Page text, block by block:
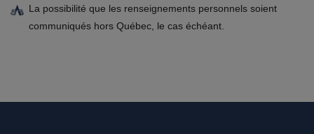
La possibilité que les renseignements personnels soient
communiqués hors Québec, le cas échéant.